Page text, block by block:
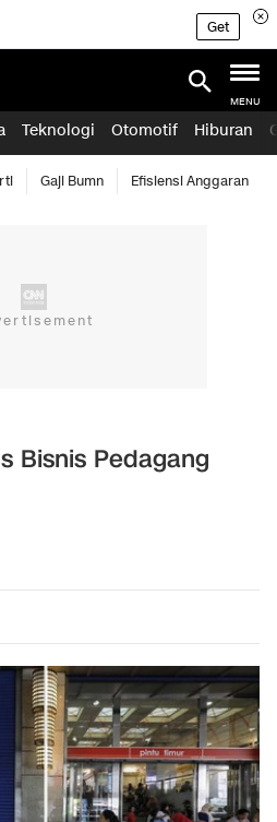
Get
MENU
Teknologi Otomotif Hiburan
Gaji Bumn Efisiensi Anggaran
Bisnis Pedagang